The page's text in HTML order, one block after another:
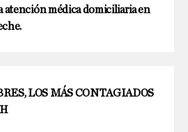
atención médica domiciliaria en
LOS MÁS CONTAGIADOS